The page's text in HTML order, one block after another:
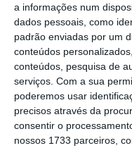
a informações num
dados pessoais, como
padrão enviadas por um
conteúdos
conteúdos, pesquisa de
serviços. Com a sua
poderemos usar
precisos através da
consentir o
nossos 1733 parceiros,
Assine
No momento
mais
o jornalismo
De que forma?